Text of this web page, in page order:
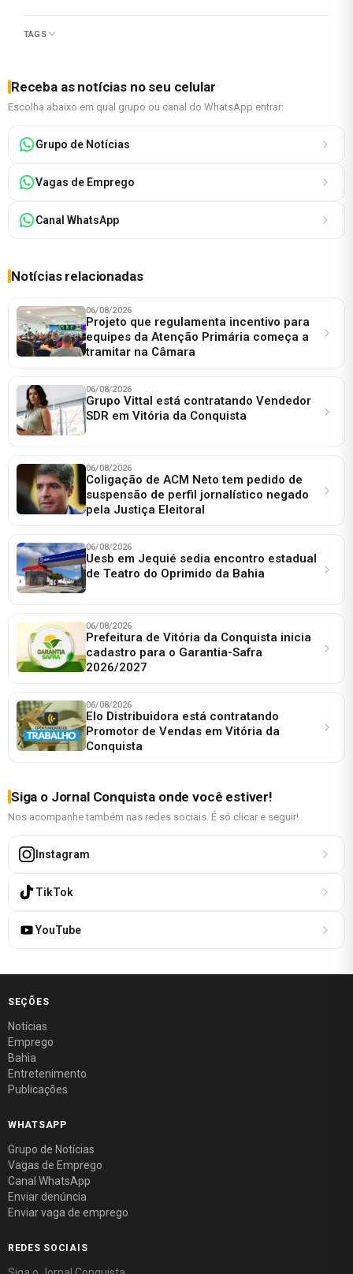
TAGS
Receba as notícias no seu celular
Escolha abaixo em qual grupo ou canal do WhatsApp entrar:
Grupo de Notícias
Vagas de Emprego
Canal WhatsApp
Notícias relacionadas
06/08/2026
Projeto que regulamenta incentivo para
equipes da Atenção Primária começa a
tramitar na Câmara
06/08/2026
Grupo Vittal está contratando Vendedor
SDR em Vitória da Conquista
06/08/2026
Coligação de ACM Neto tem pedido de
suspensão de perfil jornalístico negado
pela Justiça Eleitoral
06/08/2026
Uesb em Jequié sedia encontro estadual
de Teatro do Oprimido da Bahia
06/08/2026
Prefeitura de Vitória da Conquista inicia
cadastro para o Garantia-Safra
2026/2027
06/08/2026
Elo Distribuidora está contratando
Promotor de Vendas em Vitória da
Conquista
Siga o Jornal Conquista onde você estiver!
Nos acompanhe também nas redes sociais. É só clicar e seguir!
Instagram
TikTok
YouTube
SEÇÕES
Notícias
Emprego
Bahia
Entretenimento
Publicações
WHATSAPP
Grupo de Notícias
Vagas de Emprego
Canal WhatsApp
Enviar denúncia
Enviar vaga de emprego
REDES SOCIAIS